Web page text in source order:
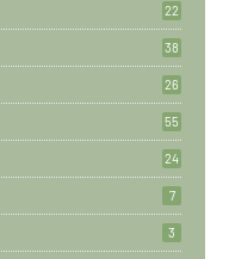
22
38
26
55
24
7
3